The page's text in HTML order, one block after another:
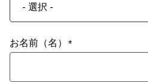
- 選択 -
お名前（名）